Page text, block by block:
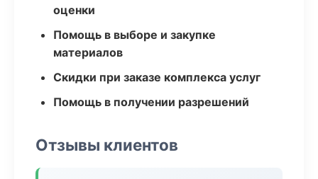
оценки
Помощь в выборе и закупке
материалов
Скидки при заказе комплекса услуг
Помощь в получении разрешений
Отзывы клиентов